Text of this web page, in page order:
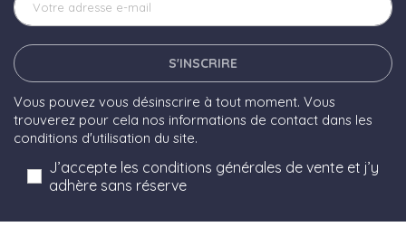
S'INSCRIRE
Vous pouvez vous désinscrire à tout moment. Vous
trouverez pour cela nos informations de contact dans les
conditions d'utilisation du site.
J’accepte les conditions générales de vente et j’y
adhère sans réserve